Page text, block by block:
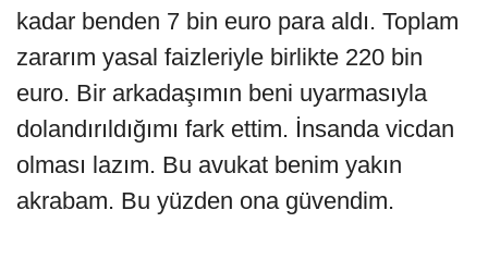
kadar benden 7 bin euro para aldı. Toplam
zararım yasal faizleriyle birlikte 220 bin
euro. Bir arkadaşımın beni uyarmasıyla
dolandırıldığımı fark ettim. İnsanda vicdan
olması lazım. Bu avukat benim yakın
akrabam. Bu yüzden ona güvendim.